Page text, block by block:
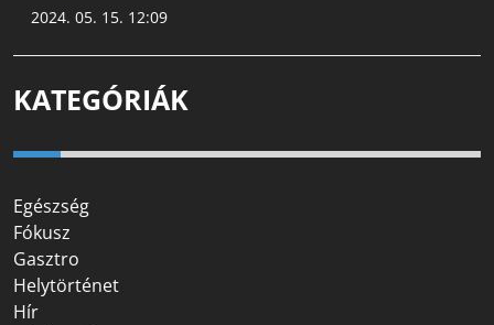
2024. 05. 15. 12:09
KATEGÓRIÁK
Egészség
Fókusz
Gasztro
Helytörténet
Hír